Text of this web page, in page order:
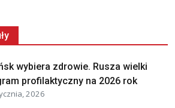
wybiera zdrowie. Rusza wielki
profilaktyczny na 2026 rok
2026